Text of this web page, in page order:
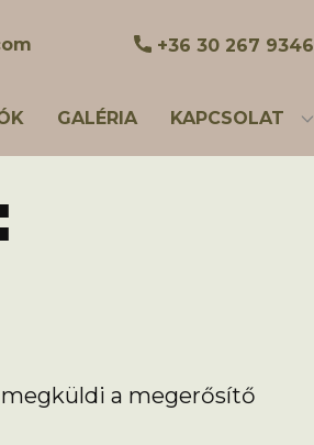
+36 30 267 9346
GALÉRIA KAPCSOLAT
a megerősítő